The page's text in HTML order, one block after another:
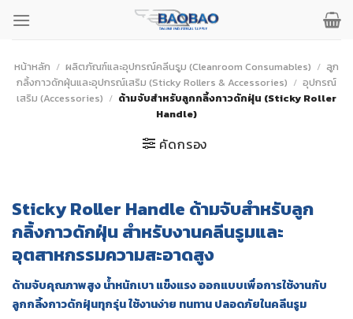
เนื้อหาหน้าหลัก / ผลิตภัณฑ์และอุปกรณ์คลีนรูม (Cleanroom Consumables) / ลูก
กลิ้งกาวดักฝุ่นและอุปกรณ์เสริม (Sticky Rollers & Accessories) / อุปกรณ์
เสริม (Accessories) / ด้ามจับสำหรับลูกกลิ้งกาวดักฝุ่น (Sticky Roller
Handle)
คัดกรอง
Sticky Roller Handle ด้ามจับสำหรับลูก
กลิ้งกาวดักฝุ่น สำหรับงานคลีนรูมและ
อุตสาหกรรมความสะอาดสูง
ด้ามจับคุณภาพสูง น้ำหนักเบา แข็งแรง ออกแบบเพื่อการใช้งานกับ
ลูกกลิ้งกาวดักฝุ่นทุกรุ่น ใช้งานง่าย ทนทาน ปลอดภัยในคลีนรูม